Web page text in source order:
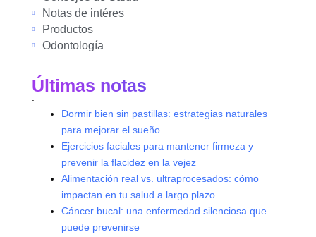
Notas de intéres
Productos
Odontología
Últimas notas
Dormir bien sin pastillas: estrategias naturales
para mejorar el sueño
Ejercicios faciales para mantener firmeza y
prevenir la flacidez en la vejez
Alimentación real vs. ultraprocesados: cómo
impactan en tu salud a largo plazo
Cáncer bucal: una enfermedad silenciosa que
puede prevenirse